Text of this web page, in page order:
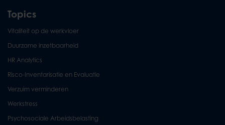
Topics
Vitaliteit op de werkvloer
Duurzame inzetbaarheid
HR Analytics
Risco-Inventarisatie en Evaluatie
Verzuim verminderen
Werkstress
Psychosociale Arbeidsbelasting